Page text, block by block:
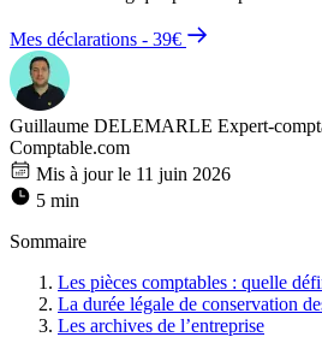
Mes déclarations - 39€
Guillaume DELEMARLE Expert-
Comptable.com
Mis à jour le 11 juin 2026
5 min
Sommaire
Les pièces comptables : quelle
La durée légale de conservation
Les archives de l’entreprise